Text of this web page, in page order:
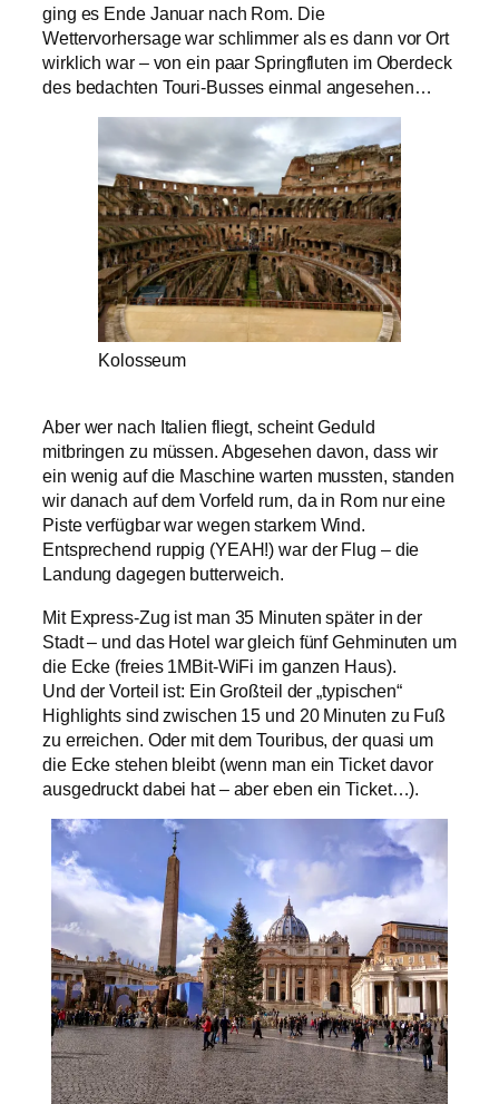
ging es Ende Januar nach Rom. Die
Wettervorhersage war schlimmer als es dann vor Ort
wirklich war – von ein paar Springfluten im Oberdeck
des bedachten Touri-Busses einmal angesehen…
Kolosseum
Aber wer nach Italien fliegt, scheint Geduld
mitbringen zu müssen. Abgesehen davon, dass wir
ein wenig auf die Maschine warten mussten, standen
wir danach auf dem Vorfeld rum, da in Rom nur eine
Piste verfügbar war wegen starkem Wind.
Entsprechend ruppig (YEAH!) war der Flug – die
Landung dagegen butterweich.
Mit Express-Zug ist man 35 Minuten später in der
Stadt – und das Hotel war gleich fünf Gehminuten um
die Ecke (freies 1MBit-WiFi im ganzen Haus).
Und der Vorteil ist: Ein Großteil der „typischen“
Highlights sind zwischen 15 und 20 Minuten zu Fuß
zu erreichen. Oder mit dem Touribus, der quasi um
die Ecke stehen bleibt (wenn man ein Ticket davor
ausgedruckt dabei hat – aber eben ein Ticket…).